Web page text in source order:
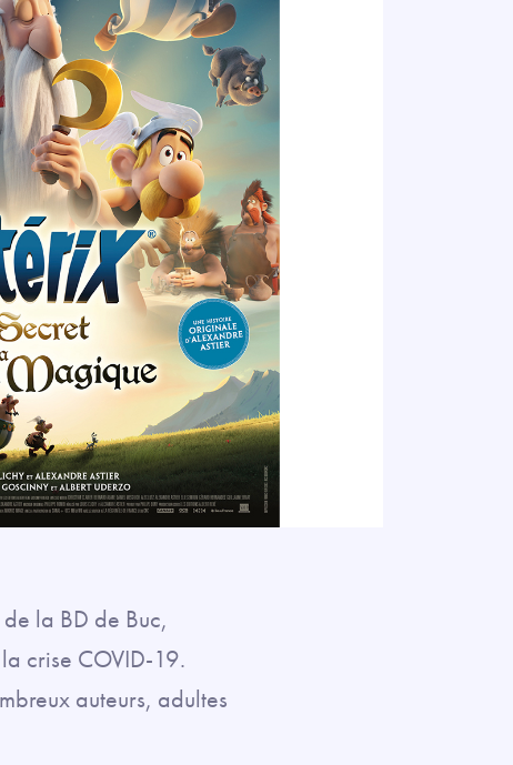
la BD de Buc,
crise COVID-19.
auteurs, adultes